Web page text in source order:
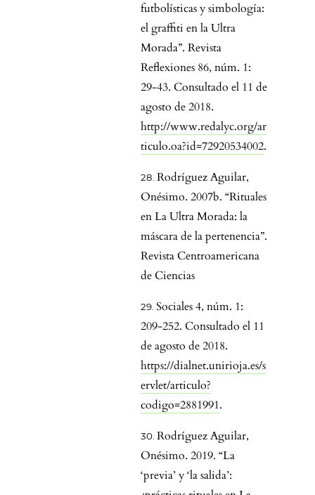
futbolísticas y simbología:
el graffiti en la Ultra
Morada”. Revista
Reflexiones 86, núm. 1:
29-43. Consultado el 11 de
agosto de 2018.
http://www.redalyc.org/ar
ticulo.oa?id=72920534002.
Rodríguez Aguilar,
Onésimo. 2007b. “Rituales
en La Ultra Morada: la
máscara de la pertenencia”.
Revista Centroamericana
de Ciencias
Sociales 4, núm. 1:
209-252. Consultado el 11
de agosto de 2018.
https://dialnet.unirioja.es/s
ervlet/articulo?
codigo=2881991.
Rodríguez Aguilar,
Onésimo. 2019. “La
‘previa’ y ‘la salida’: